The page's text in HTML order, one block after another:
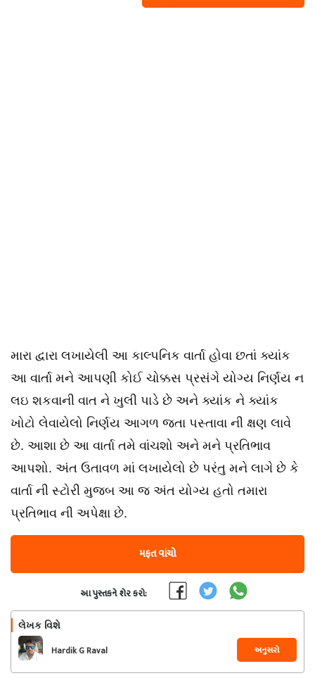
મારા દ્વારા લખાયેલી આ કાલ્પનિક વાર્તા હોવા છતાં ક્યાંક
આ વાર્તા મને આપણી કોઈ ચોક્કસ પ્રસંગે યોગ્ય નિર્ણય ન
લઇ શકવાની વાત ને ખુલી પાડે છે અને ક્યાંક ને ક્યાંક
ખોટો લેવાયેલો નિર્ણય આગળ જતા પસ્તાવા ની ક્ષણ લાવે
છે. આશા છે આ વાર્તા તમે વાંચશો અને મને પ્રતિભાવ
આપશો. અંત ઉતાવળ માં લખાયેલો છે પરંતુ મને લાગે છે કે
વાર્તા ની સ્ટોરી મુજબ આ જ અંત યોગ્ય હતો તમારા
પ્રતિભાવ ની અપેક્ષા છે.
મફત વાંચો
આ પુસ્તકને શેર કરો:
લેખક વિશે
Hardik G Raval અનુસરો